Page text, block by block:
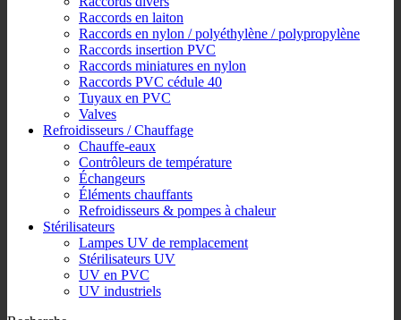
Raccords en laiton
Raccords en nylon / polyéthylène / polypropylène
Raccords insertion PVC
Raccords miniatures en nylon
Raccords PVC cédule 40
Tuyaux en PVC
Valves
Refroidisseurs / Chauffage
Chauffe-eaux
Contrôleurs de température
Échangeurs
Éléments chauffants
Refroidisseurs & pompes à chaleur
Stérilisateurs
Lampes UV de remplacement
Stérilisateurs UV
UV en PVC
UV industriels